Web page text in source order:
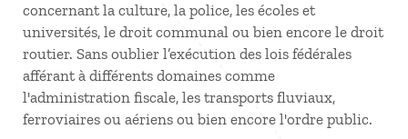
concernant la culture, la police, les écoles et
universités, le droit communal ou bien encore le droit
routier. Sans oublier l’exécution des lois fédérales
afférant à différents domaines comme
l'administration fiscale, les transports fluviaux,
ferroviaires ou aériens ou bien encore l'ordre public.